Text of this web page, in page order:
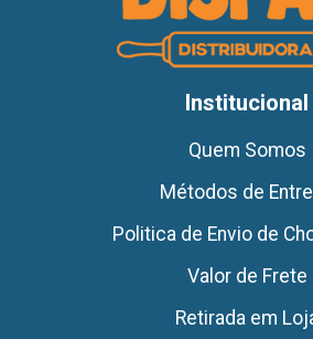
Institucional
Quem Somos
Métodos de
Politica de Envio de
Valor de Frete
Retirada em